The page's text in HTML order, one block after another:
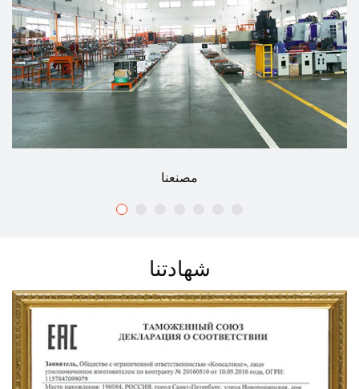
مصنعنا
شهادتنا